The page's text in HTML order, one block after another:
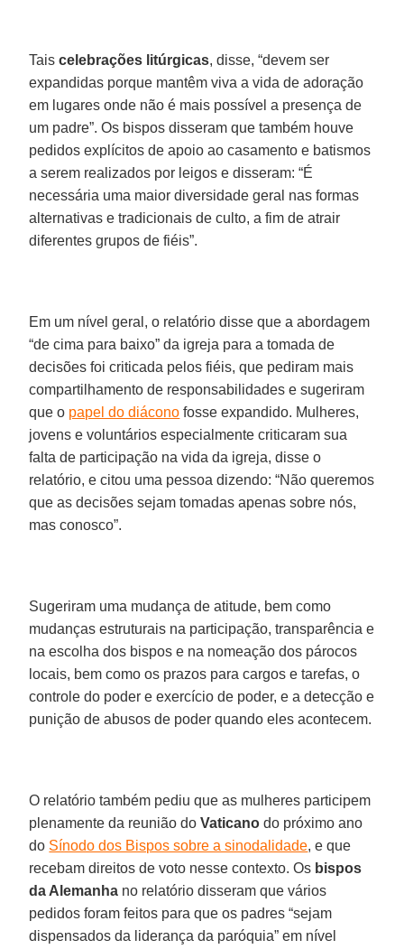
Taiscelebrações litúrgicas, disse, “devem ser
expandidas porque mantêm viva a vida de adoração
em lugares onde não é mais possível a presença de
um padre”. Os bispos disseram que também houve
pedidos explícitos de apoio ao casamento e batismos
a serem realizados por leigos e disseram: “É
necessária uma maior diversidade geral nas formas
alternativas e tradicionais de culto, a fim de atrair
diferentes grupos de fiéis”.
Em um nível geral, o relatório disse que a abordagem
“de cima para baixo” da igreja para a tomada de
decisões foi criticada pelos fiéis, que pediram mais
compartilhamento de responsabilidades e sugeriram
que o papel do diácono fosse expandido. Mulheres,
jovens e voluntários especialmente criticaram sua
falta de participação na vida da igreja, disse o
relatório, e citou uma pessoa dizendo: “Não queremos
que as decisões sejam tomadas apenas sobre nós,
mas conosco”.
Sugeriram uma mudança de atitude, bem como
mudanças estruturais na participação, transparência e
na escolha dos bispos e na nomeação dos párocos
locais, bem como os prazos para cargos e tarefas, o
controle do poder e exercício de poder, e a detecção e
punição de abusos de poder quando eles acontecem.
O relatório também pediu que as mulheres participem
plenamente da reunião doVaticano do próximo ano
do Sínodo dos Bispos sobre a sinodalidade, e que
recebam direitos de voto nesse contexto. Os bispos
da Alemanha no relatório disseram que vários
pedidos foram feitos para que os padres “sejam
dispensados da liderança da paróquia” em nível